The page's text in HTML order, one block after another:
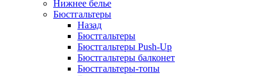
Нижнее белье
Бюстгальтеры
Назад
Бюстгальтеры
Бюстгальтеры Push-Up
Бюстгальтеры балконет
Бюстгальтеры-топы